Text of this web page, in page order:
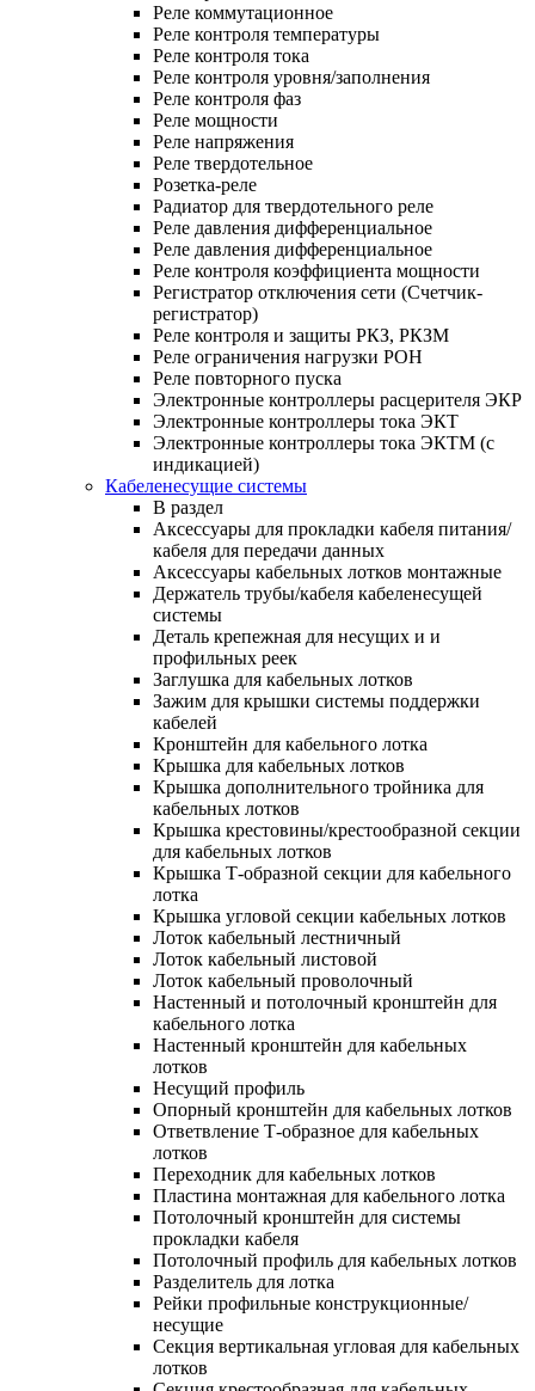
Реле коммутационное
Реле контроля температуры
Реле контроля тока
Реле контроля уровня/заполнения
Реле контроля фаз
Реле мощности
Реле напряжения
Реле твердотельное
Розетка-реле
Радиатор для твердотельного реле
Реле давления дифференциальное
Реле давления дифференциальное
Реле контроля коэффициента мощности
Регистратор отключения сети (Счетчик-
регистратор)
Реле контроля и защиты РКЗ, РКЗМ
Реле ограничения нагрузки РОН
Реле повторного пуска
Электронные контроллеры расцерителя ЭКР
Электронные контроллеры тока ЭКТ
Электронные контроллеры тока ЭКТМ (с
индикацией)
Кабеленесущие системы
В раздел
Аксессуары для прокладки кабеля питания/
кабеля для передачи данных
Аксессуары кабельных лотков монтажные
Держатель трубы/кабеля кабеленесущей
системы
Деталь крепежная для несущих и и
профильных реек
Заглушка для кабельных лотков
Зажим для крышки системы поддержки
кабелей
Кронштейн для кабельного лотка
Крышка для кабельных лотков
Крышка дополнительного тройника для
кабельных лотков
Крышка крестовины/крестообразной секции
для кабельных лотков
Крышка Т-образной секции для кабельного
лотка
Крышка угловой секции кабельных лотков
Лоток кабельный лестничный
Лоток кабельный листовой
Лоток кабельный проволочный
Настенный и потолочный кронштейн для
кабельного лотка
Настенный кронштейн для кабельных
лотков
Несущий профиль
Опорный кронштейн для кабельных лотков
Ответвление Т-образное для кабельных
лотков
Переходник для кабельных лотков
Пластина монтажная для кабельного лотка
Потолочный кронштейн для системы
прокладки кабеля
Потолочный профиль для кабельных лотков
Разделитель для лотка
Рейки профильные конструкционные/
несущие
Секция вертикальная угловая для кабельных
лотков